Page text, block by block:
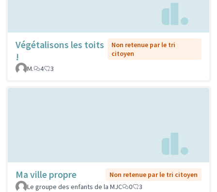
Végétalisons les toits
!
Non retenue par le tri
citoyen
M.
4 3
Ma ville propre
Non retenue par le tri citoyen
Le groupe des enfants de la MJC
0 3